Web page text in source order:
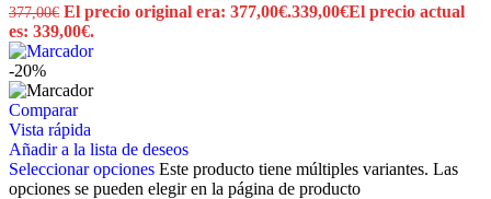
377,00€ El precio original era: 377,00€.339,00€El precio actual
es: 339,00€.
-20%
Comparar
Vista rápida
Añadir a la lista de deseos
Seleccionar opciones Este producto tiene múltiples variantes. Las
opciones se pueden elegir en la página de producto